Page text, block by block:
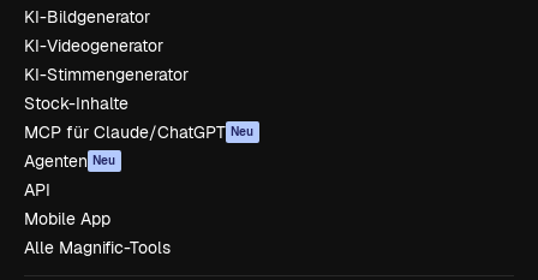
KI-Bildgenerator
KI-Videogenerator
KI-Stimmengenerator
Stock-Inhalte
MCP für Claude/ChatGPT Neu
Agenten Neu
API
Mobile App
Alle Magnific-Tools